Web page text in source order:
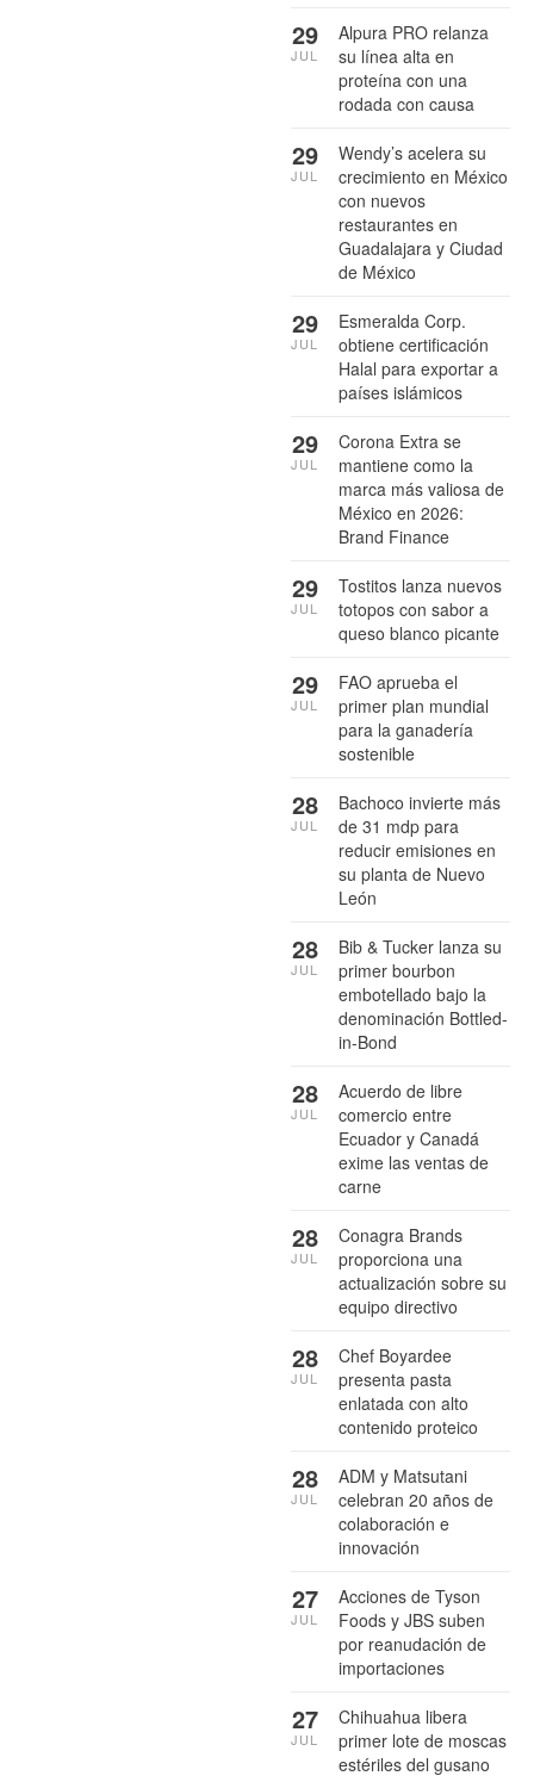
Alpura PRO relanza
su línea alta en
proteína con una
rodada con causa
29
JUL
Wendy’s acelera su
crecimiento en México
con nuevos
restaurantes en
Guadalajara y Ciudad
de México
29
JUL
Esmeralda Corp.
obtiene certificación
Halal para exportar a
países islámicos
29
JUL
Corona Extra se
mantiene como la
marca más valiosa de
México en 2026:
Brand Finance
29
JUL
Tostitos lanza nuevos
totopos con sabor a
queso blanco picante
29
JUL
FAO aprueba el
primer plan mundial
para la ganadería
sostenible
29
JUL
Bachoco invierte más
de 31 mdp para
reducir emisiones en
su planta de Nuevo
León
28
JUL
Bib & Tucker lanza su
primer bourbon
embotellado bajo la
denominación Bottled-
in-Bond
28
JUL
Acuerdo de libre
comercio entre
Ecuador y Canadá
exime las ventas de
carne
28
JUL
Conagra Brands
proporciona una
actualización sobre su
equipo directivo
28
JUL
Chef Boyardee
presenta pasta
enlatada con alto
contenido proteico
28
JUL
ADM y Matsutani
celebran 20 años de
colaboración e
innovación
28
JUL
Acciones de Tyson
Foods y JBS suben
por reanudación de
importaciones
27
JUL
Chihuahua libera
primer lote de moscas
estériles del gusano
27
JUL